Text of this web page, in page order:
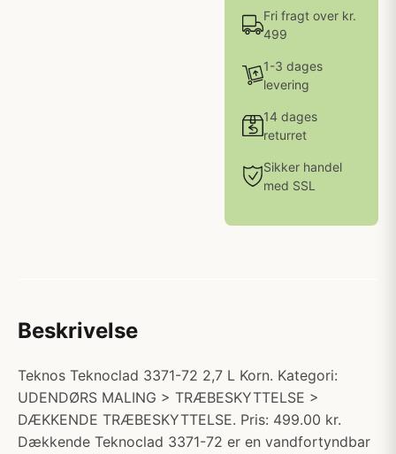
Fri fragt over kr.
499
1-3 dages
levering
14 dages
returret
Sikker handel
med SSL
Beskrivelse
Teknos Teknoclad 3371-72 2,7 L Korn. Kategori:
UDENDØRS MALING > TRÆBESKYTTELSE >
DÆKKENDE TRÆBESKYTTELSE. Pris: 499.00 kr.
Dækkende Teknoclad 3371-72 er en vandfortyndbar